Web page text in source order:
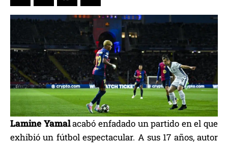
Lamine Yamalacabó enfadado un partido en el que
exhibió un fútbol espectacular. A sus 17 años, autor